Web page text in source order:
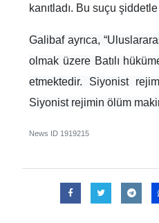
kanıtladı. Bu suçu
Galibaf ayrıca,
olmak üzere Batılı
etmektedir. Siyonist
Siyonist rejimin ölüm
News ID 1919215